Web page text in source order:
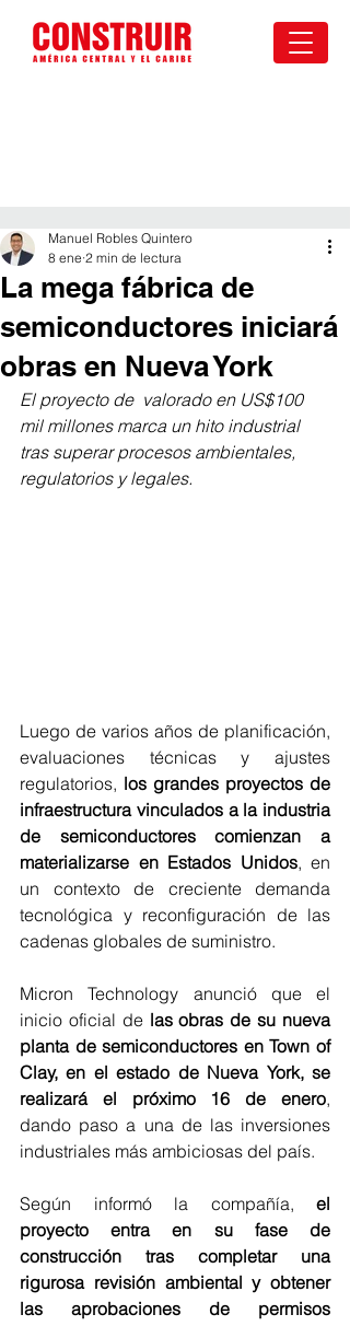
La mega fábrica de
semiconductores iniciará
obras en Nueva York
Manuel Robles Quintero
8 ene 2 min de lectura
El proyecto de  valorado en US$100
mil millones marca un hito industrial
tras superar procesos ambientales,
regulatorios y legales.
Luego de varios años de planificación,
evaluaciones técnicas y ajustes
regulatorios, los grandes proyectos de
infraestructura vinculados a la industria
de semiconductores comienzan a
materializarse en Estados Unidos, en
un contexto de creciente demanda
tecnológica y reconfiguración de las
cadenas globales de suministro.
Micron Technology anunció que el
inicio oficial de las obras de su nueva
planta de semiconductores en Town of
Clay, en el estado de Nueva York, se
realizará el próximo 16 de enero,
dando paso a una de las inversiones
industriales más ambiciosas del país.
Según informó la compañía, el
proyecto entra en su fase de
construcción tras completar una
rigurosa revisión ambiental y obtener
las aprobaciones de permisos